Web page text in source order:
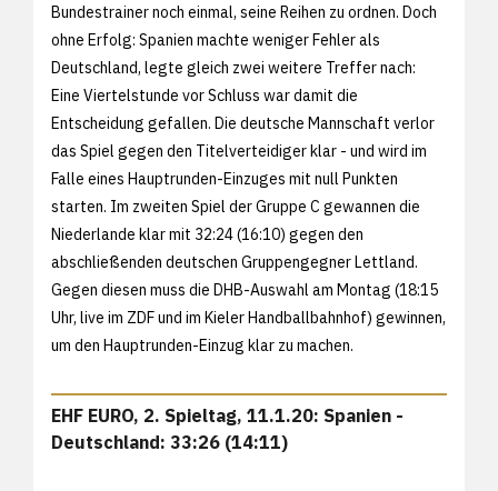
Bundestrainer noch einmal, seine Reihen zu ordnen. Doch
ohne Erfolg: Spanien machte weniger Fehler als
Deutschland, legte gleich zwei weitere Treffer nach:
Eine Viertelstunde vor Schluss war damit die
Entscheidung gefallen. Die deutsche Mannschaft verlor
das Spiel gegen den Titelverteidiger klar - und wird im
Falle eines Hauptrunden-Einzuges mit null Punkten
starten. Im zweiten Spiel der Gruppe C gewannen die
Niederlande klar mit 32:24 (16:10) gegen den
abschließenden deutschen Gruppengegner Lettland.
Gegen diesen muss die DHB-Auswahl am Montag (18:15
Uhr, live im ZDF und im Kieler Handballbahnhof) gewinnen,
um den Hauptrunden-Einzug klar zu machen.
EHF EURO, 2. Spieltag, 11.1.20: Spanien -
Deutschland: 33:26 (14:11)